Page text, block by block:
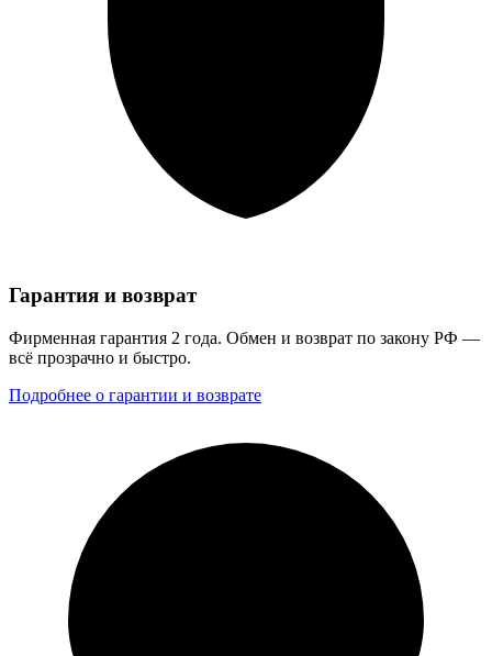
Гарантия и возврат
Фирменная гарантия 2 года. Обмен и возврат по закону РФ —
всё прозрачно и быстро.
Подробнее о гарантии и возврате